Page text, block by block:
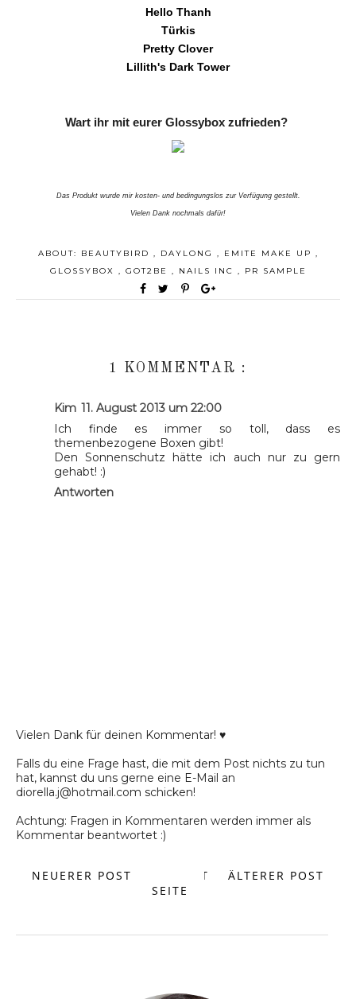
Hello Thanh
Türkis
Pretty Clover
Lillith's Dark Tower
Wart ihr mit eurer Glossybox zufrieden?
Das Produkt wurde mir kosten- und bedingungslos zur Verfügung gestellt.
Vielen Dank nochmals dafür!
ABOUT: BEAUTYBIRD , DAYLONG , EMITE MAKE UP ,
GLOSSYBOX , GOT2BE , NAILS INC , PR SAMPLE
1 KOMMENTAR :
Kim 11. August 2013 um 22:00
Ich finde es immer so toll, dass es
themenbezogene Boxen gibt!
Den Sonnenschutz hätte ich auch nur zu gern
gehabt! :)
Antworten
Vielen Dank für deinen Kommentar! ♥
Falls du eine Frage hast, die mit dem Post nichts zu tun
hat, kannst du uns gerne eine E-Mail an
diorella.j@hotmail.com schicken!
Achtung: Fragen in Kommentaren werden immer als
Kommentar beantwortet :)
NEUERER POST ÄLTERER POST
START
SEITE